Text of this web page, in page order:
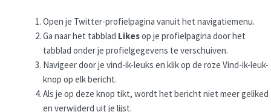
Open je Twitter-profielpagina vanuit het navigatiemenu.
Ga naar het tabblad Likesop je profielpagina door het
tabblad onder je profielgegevens te verschuiven.
Navigeer door je vind-ik-leuks en klik op de roze Vind-ik-leuk-
knop op elk bericht.
Als je op deze knop tikt, wordt het bericht niet meer geliked
en verwijderd uit je lijst.